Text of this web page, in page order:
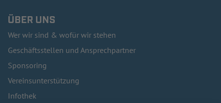
ÜBER UNS
Wer wir sind & wofür wir stehen
Geschäftsstellen und Ansprechpartner
Sponsoring
Vereinsunterstützung
Infothek